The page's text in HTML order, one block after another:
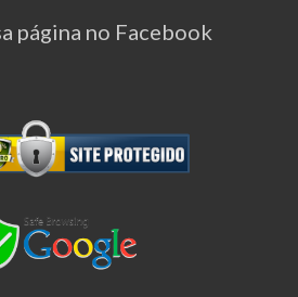
página no Facebook